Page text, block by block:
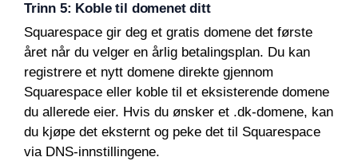
Trinn 5: Koble til domenet ditt
Squarespace gir deg et gratis domene det første
året når du velger en årlig betalingsplan. Du kan
registrere et nytt domene direkte gjennom
Squarespace eller koble til et eksisterende domene
du allerede eier. Hvis du ønsker et .dk-domene, kan
du kjøpe det eksternt og peke det til Squarespace
via DNS-innstillingene.